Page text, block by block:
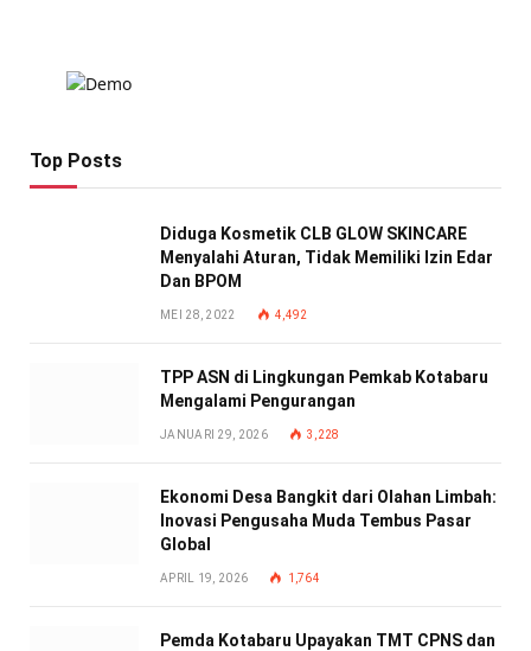
Top Posts
Diduga Kosmetik CLB GLOW SKINCARE
Menyalahi Aturan, Tidak Memiliki Izin Edar
Dan BPOM
MEI 28, 2022 4,492
TPP ASN di Lingkungan Pemkab Kotabaru
Mengalami Pengurangan
JANUARI 29, 2026 3,228
Ekonomi Desa Bangkit dari Olahan Limbah:
Inovasi Pengusaha Muda Tembus Pasar
Global
APRIL 19, 2026 1,764
Pemda Kotabaru Upayakan TMT CPNS dan